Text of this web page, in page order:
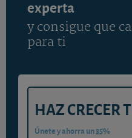
experta
y consigue que
para ti
HAZ CRECER
Únete y ahorra un 35%